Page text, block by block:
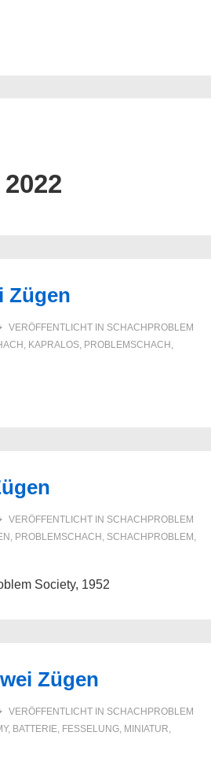
Zügen
VERÖFFENTLICHT IN SCHACHPROBLEM
, KAPRALOS, PROBLEMSCHACH ,
VERÖFFENTLICHT IN SCHACHPROBLEM
, PROBLEMSCHACH , SCHACHPROBLEM ,
Society, 1952
Zügen
VERÖFFENTLICHT IN SCHACHPROBLEM
, BATTERIE, FESSELUNG, MINIATUR,